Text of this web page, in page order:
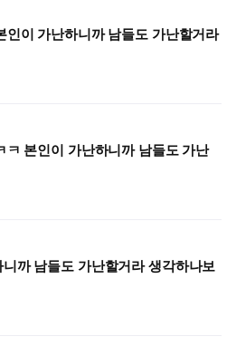
인이 가난하니까 남들도 가난할거라
ㅋ 본인이 가난하니까 남들도 가난
까 남들도 가난할거라 생각하나보